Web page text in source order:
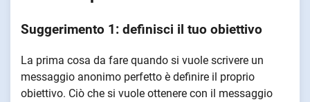
Suggerimento 1: definisci il tuo obiettivo
La prima cosa da fare quando si vuole scrivere un
messaggio anonimo perfetto è definire il proprio
obiettivo. Ciò che si vuole ottenere con il messaggio